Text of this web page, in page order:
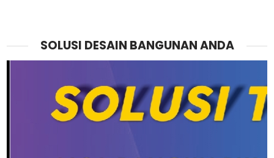
SOLUSI DESAIN BANGUNAN ANDA